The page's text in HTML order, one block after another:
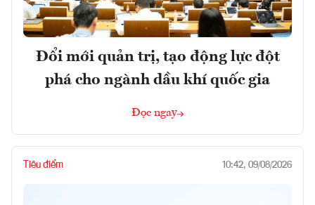
Đổi mới quản trị, tạo động lực đột
phá cho ngành dầu khí quốc gia
Đọc ngay
Tiêu điểm 10:42, 09/08/2026